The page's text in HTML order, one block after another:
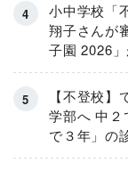
小中学校「
翔子さんが
子園 2026
【不登校
学部へ 中２
で３年」の